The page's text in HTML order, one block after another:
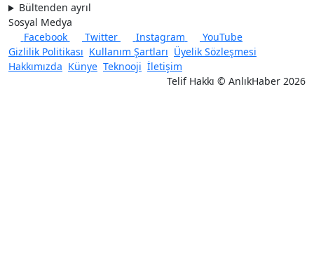
Bültenden ayrıl
Sosyal Medya
Facebook
Twitter Instagram
YouTube
Gizlilik Politikası Kullanım Şartları Üyelik Sözleşmesi
Hakkımızda Künye Teknooji İletişim
Telif Hakkı © AnlıkHaber 2026